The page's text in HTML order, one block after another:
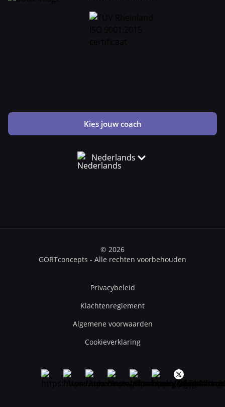
Kies jouw coach
Nederlands
© 2026
GORTconcepts - Alle rechten voorbehouden
Privacybeleid
Klachtenreglement
Algemene voorwaarden
Cookieverklaring